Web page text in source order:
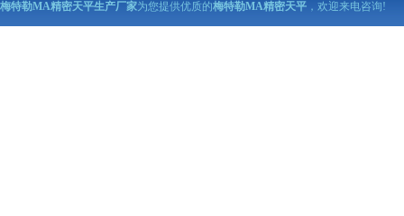
梅特勒MA精密天平生产厂家为您提供优质的梅特勒MA精密天平 ，欢迎来电咨询!